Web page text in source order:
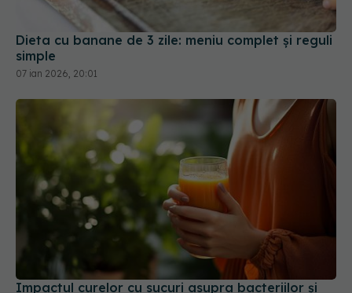
Dieta cu banane de 3 zile: meniu complet și reguli
simple
07 ian 2026, 20:01
Impactul curelor cu sucuri asupra bacteriilor și